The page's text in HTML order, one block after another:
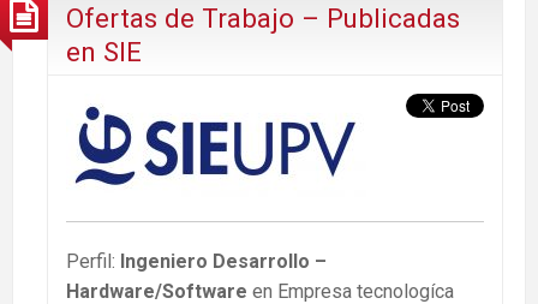
Ofertas de Trabajo – Publicadas
en SIE
Perfil: Ingeniero Desarrollo –
Hardware/Software en Empresa tecnologíca